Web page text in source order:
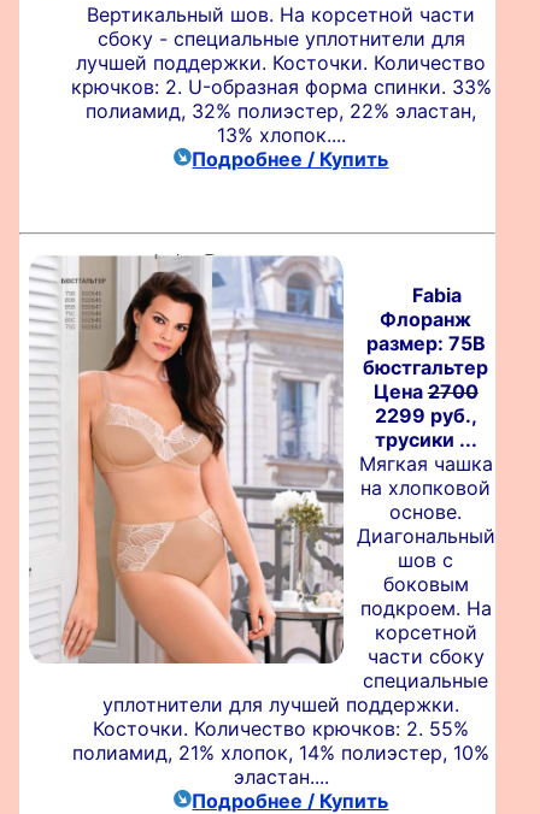
Вертикальный шов. На корсетной части
сбоку - специальные уплотнители для
лучшей поддержки. Косточки. Количество
крючков: 2. U-образная форма спинки. 33%
полиамид, 32% полиэстер, 22% эластан,
13% хлопок....
Подробнее / Купить
Fabia
Флоранж
размер: 75B
бюстгальтер
Цена2700
2299 руб.,
трусики ...
Мягкая чашка
на хлопковой
основе.
Диагональный
шов с
боковым
подкроем. На
корсетной
части сбоку
специальные
уплотнители для лучшей поддержки.
Косточки. Количество крючков: 2. 55%
полиамид, 21% хлопок, 14% полиэстер, 10%
эластан....
Подробнее / Купить